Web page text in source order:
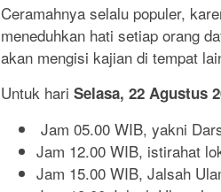
Ceramahnya selalu populer,
meneduhkan hati setiap orang
akan mengisi kajian di tempat
Untuk hari Selasa, 22 Agustus
Jam 05.00 WIB, yakni
Jam 12.00 WIB, istirahat
Jam 15.00 WIB, Jalsah